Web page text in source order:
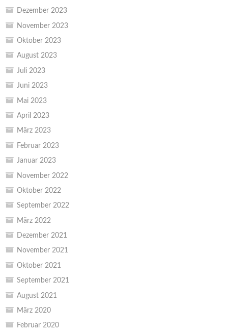
Dezember 2023
November 2023
Oktober 2023
August 2023
Juli 2023
Juni 2023
Mai 2023
April 2023
März 2023
Februar 2023
Januar 2023
November 2022
Oktober 2022
September 2022
März 2022
Dezember 2021
November 2021
Oktober 2021
September 2021
August 2021
März 2020
Februar 2020